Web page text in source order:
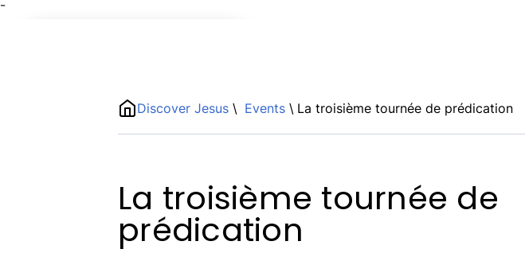
¯
Discover Jesus \ Events \ La troisième tournée de prédication
La troisième tournée de
prédication